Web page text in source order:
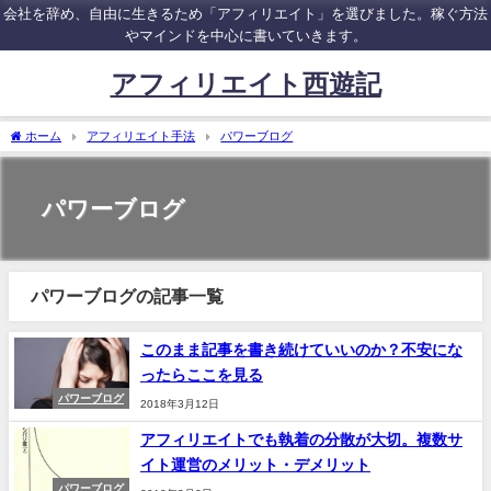
会社を辞め、自由に生きるため「アフィリエイト」を選びました。稼ぐ方法
やマインドを中心に書いていきます。
アフィリエイト西遊記
ホーム アフィリエイト手法 パワーブログ
パワーブログ
パワーブログの記事一覧
パワーブログ
このまま記事を書き続けていいのか？不安にな
ったらここを見る
2018年3月12日
パワーブログ
アフィリエイトでも執着の分散が大切。複数サ
イト運営のメリット・デメリット